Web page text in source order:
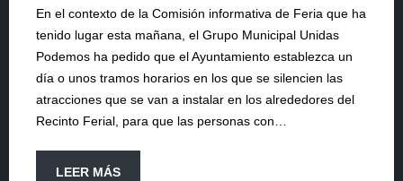
En el contexto de la Comisión informativa de Feria que ha
tenido lugar esta mañana, el Grupo Municipal Unidas
Podemos ha pedido que el Ayuntamiento establezca un
día o unos tramos horarios en los que se silencien las
atracciones que se van a instalar en los alrededores del
Recinto Ferial, para que las personas con…
LEER MÁS